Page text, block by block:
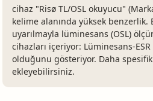
cihaz "Risø TL/OSL okuyucu"
kelime alanında yüksek
uyarılmayla lüminesans (OSL)
cihazları içeriyor: Lüminesans-
olduğunu gösteriyor. Daha
ekleyebilirsiniz.